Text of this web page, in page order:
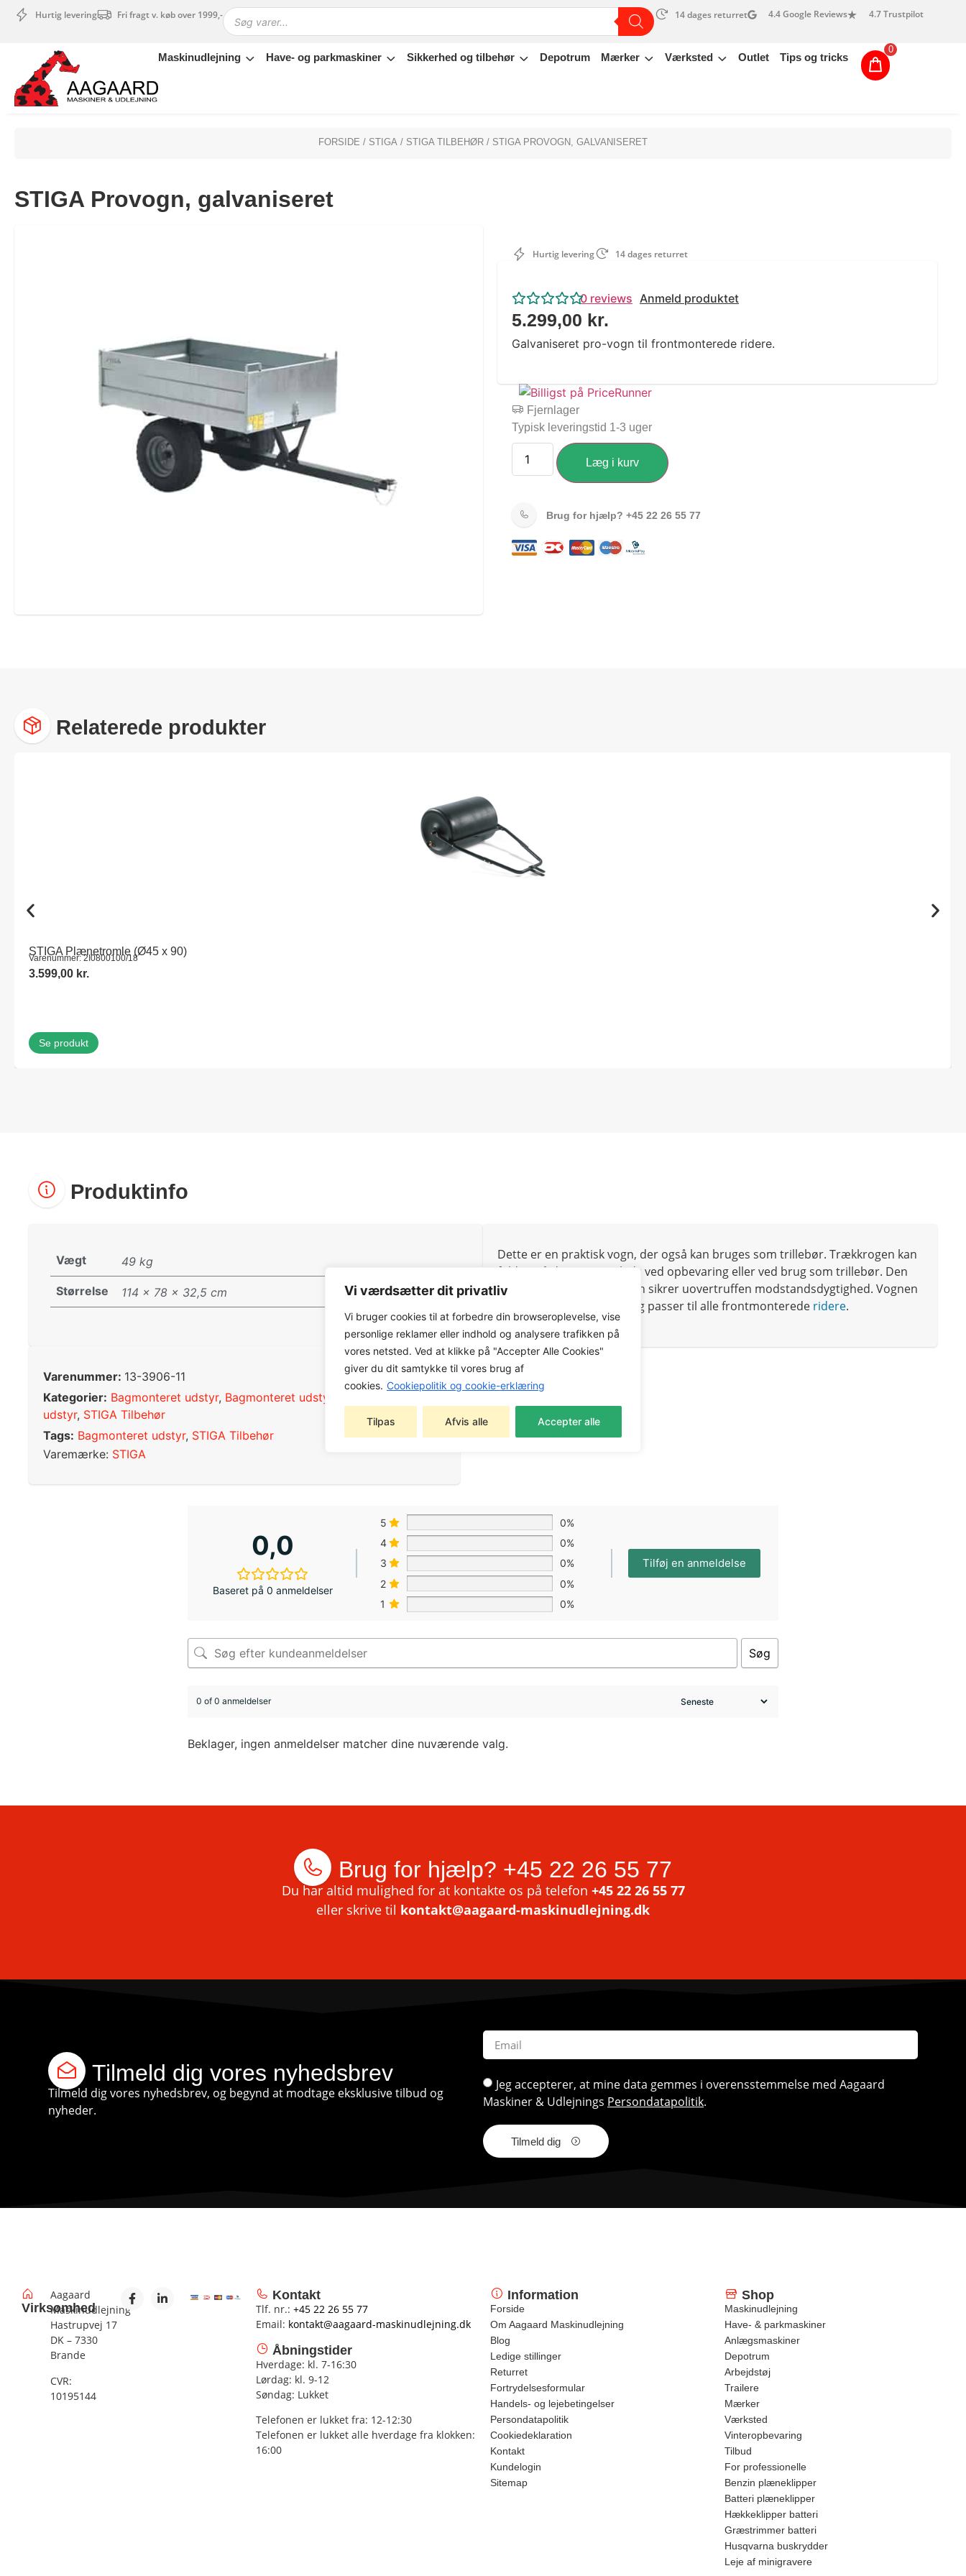
Vi værdsætter dit privatliv
Vi bruger cookies til at forbedre din browseroplevelse, vise
personlige reklamer eller indhold og analysere trafikken på
vores netsted. Ved at klikke på "Accepter Alle Cookies"
giver du dit samtykke til vores brug af
cookies. Cookiepolitik og cookie-erklæring
Tilpas Afvis alle Accepter alle
Hurtig levering Fri fragt v. køb over 1999,- 14 dages returret 4.4 Google Reviews 4.7 Trustpilot
Maskinudlejning Have- og parkmaskiner Sikkerhed og tilbehør Depotrum Mærker Værksted Outlet Tips og tricks
0
Maskinudlejning
Have- og parkmaskiner
Sikkerhed og tilbehør
Outlet
FORSIDE / STIGA / STIGA TILBEHØR / STIGA PROVOGN, GALVANISERET
STIGA Provogn, galvaniseret
Hurtig levering 14 dages returret
0 reviews Anmeld produktet
5.299,00 kr.
Galvaniseret pro-vogn til frontmonterede ridere.
Fjernlager
Typisk leveringstid 1-3 uger
Læg i kurv
Brug for hjælp? +45 22 26 55 77
Relaterede produkter
STIGA Plænetromle (Ø45 x 90)
Varenummer: 2I0800100/18
3.599,00 kr.
Se produkt
Produktinfo
Vægt 49 kg
Størrelse 114 × 78 × 32,5 cm
Varenummer: 13-3906-11
Kategorier: Bagmonteret udstyr, Bagmonteret udstyr
udstyr, STIGA Tilbehør
Tags: Bagmonteret udstyr, STIGA Tilbehør
Varemærke: STIGA
Dette er en praktisk vogn, der også kan bruges som trillebør. Trækkrogen kan
foldes, så der spares plads ved opbevaring eller ved brug som trillebør. Den
galvaniserede konstruktion sikrer uovertruffen modstandsdygtighed. Vognen
kan indeholde 50-100 kg og passer til alle frontmonterede ridere.
0,0
Baseret på 0 anmeldelser
5
0%
4
0%
3
0%
2
0%
1
0%
Tilføj en anmeldelse
Søg
0 of 0 anmeldelser
Beklager, ingen anmeldelser matcher dine nuværende valg.
Brug for hjælp? +45 22 26 55 77
Du har altid mulighed for at kontakte os på telefon +45 22 26 55 77
eller skrive til kontakt@aagaard-maskinudlejning.dk
Tilmeld dig vores nyhedsbrev
Tilmeld dig vores nyhedsbrev, og begynd at modtage eksklusive tilbud og
nyheder.
Jeg accepterer, at mine data gemmes i overensstemmelse med Aagaard
Maskiner & Udlejnings Persondatapolitik.
Tilmeld dig
Virksomhed
Aagaard
Maskinudlejning
Hastrupvej 17
DK – 7330
Brande
CVR:
10195144
Kontakt
Tlf. nr.: +45 22 26 55 77
Email: kontakt@aagaard-maskinudlejning.dk
Åbningstider
Hverdage: kl. 7-16:30
Lørdag: kl. 9-12
Søndag: Lukket
Telefonen er lukket fra: 12-12:30
Telefonen er lukket alle hverdage fra klokken:
16:00
Information
Forside
Om Aagaard Maskinudlejning
Blog
Ledige stillinger
Returret
Fortrydelsesformular
Handels- og lejebetingelser
Persondatapolitik
Cookiedeklaration
Kontakt
Kundelogin
Sitemap
Shop
Maskinudlejning
Have- & parkmaskiner
Anlægsmaskiner
Depotrum
Arbejdstøj
Trailere
Mærker
Værksted
Vinteropbevaring
Tilbud
For professionelle
Benzin plæneklipper
Batteri plæneklipper
Hækkeklipper batteri
Græstrimmer batteri
Husqvarna buskrydder
Leje af minigravere